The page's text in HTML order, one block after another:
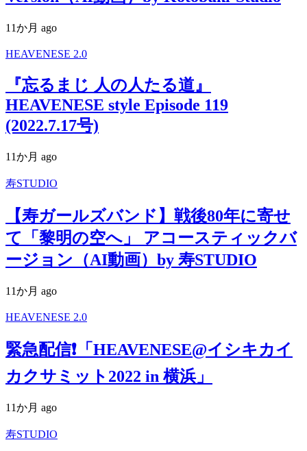
11か月 ago
HEAVENESE 2.0
『忘るまじ 人の人たる道』
HEAVENESE style Episode 119
(2022.7.17号)
11か月 ago
寿STUDIO
【寿ガールズバンド】戦後80年に寄せ
て「黎明の空へ」 アコースティックバ
ージョン（AI動画）by 寿STUDIO
11か月 ago
HEAVENESE 2.0
緊急配信❗️「HEAVENESE@イシキカイ
カクサミット2022 in 横浜」
11か月 ago
寿STUDIO